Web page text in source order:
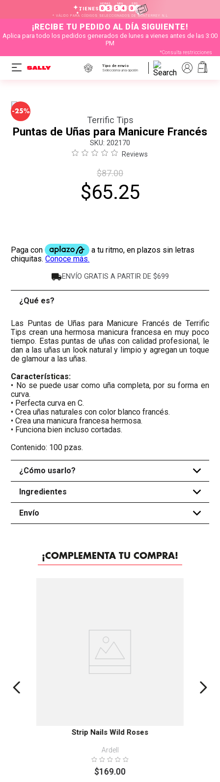
TIENES
HORAS
0 5 :
MIN
5 4 :
SEG
0 4
* VÁLIDO PARA CÓDIGOS SELECCIONADOS DE MONTERREY N.L
¡RECIBE TU PEDIDO AL DÍA SIGUIENTE!
Aplica para todo los pedidos generados de lunes a vienes antes de las 3:00
PM
*Consulta restricciones
Tipo de envío
Selecciona una opción
-25%
Terrific Tips
Puntas de Uñas para Manicure Francés
: 202170
Reviews
$87.00
$65.25
ENVÍO GRATIS A PARTIR DE $699
¿Qué es?
Las Puntas de Uñas para Manicure Francés de Terrific
Tips crean una hermosa manicura francesa en muy poco
tiempo. Estas puntas de uñas con calidad profesional, le
dan a las uñas un look natural y limpio y agregan un toque
de glamour a las uñas.
Características:
• No se puede usar como uña completa, por su forma en
curva.
• Perfecta curva en C.
• Crea uñas naturales con color blanco francés.
• Crea una manicura francesa hermosa.
• Funciona bien incluso cortadas.
Contenido: 100 pzas.
¿Cómo usarlo? +
Ingredientes +
Envío +
¡COMPLEMENTA TU COMPRA!
Strip Nails Wild Roses
Ardell
$169.00